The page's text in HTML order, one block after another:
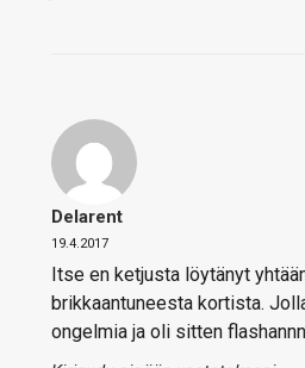
Delarent
19.4.2017
Itse en ketjusta löytänyt
brikkaantuneesta kortista.
ongelmia ja oli sitten